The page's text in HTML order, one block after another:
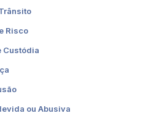
Risco
Custódia
ou Abusiva